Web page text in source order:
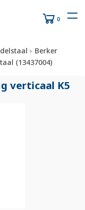
0
Berker
(13437004)
verticaal K5